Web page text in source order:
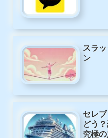
スラ
ン
セレ
どう
究極